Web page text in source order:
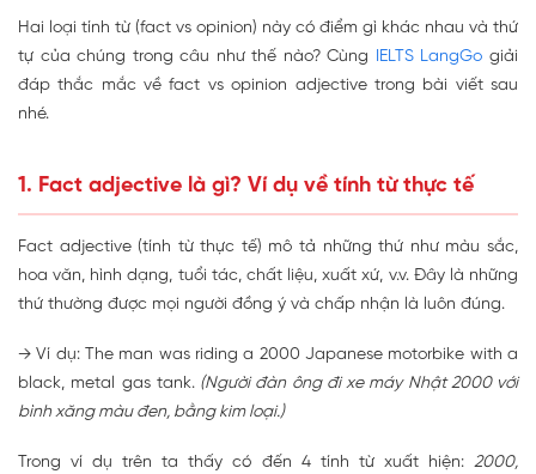
Hai loại tính từ (fact vs opinion) này có điểm gì khác nhau và thứ
tự của chúng trong câu như thế nào? Cùng IELTS LangGo giải
đáp thắc mắc về fact vs opinion adjective trong bài viết sau
nhé.
1. Fact adjective là gì? Ví dụ về tính từ thực tế
Fact adjective (tính từ thực tế) mô tả những thứ như màu sắc,
hoa văn, hình dạng, tuổi tác, chất liệu, xuất xứ, v.v. Đây là những
thứ thường được mọi người đồng ý và chấp nhận là luôn đúng.
→ Ví dụ: The man was riding a 2000 Japanese motorbike with a
black, metal gas tank.(Người đàn ông đi xe máy Nhật 2000 với
bình xăng màu đen, bằng kim loại.)
Trong ví dụ trên ta thấy có đến 4 tính từ xuất hiện: 2000,